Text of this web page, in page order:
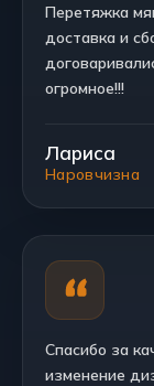
Перетяжка
доставка и
огромное!!!
Лариса
Наровчизна
Спасибо за
изменение